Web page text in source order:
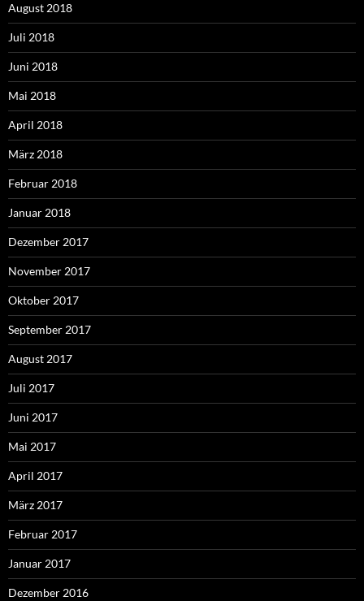
August 2018
Juli 2018
Juni 2018
Mai 2018
April 2018
März 2018
Februar 2018
Januar 2018
Dezember 2017
November 2017
Oktober 2017
September 2017
August 2017
Juli 2017
Juni 2017
Mai 2017
April 2017
März 2017
Februar 2017
Januar 2017
Dezember 2016